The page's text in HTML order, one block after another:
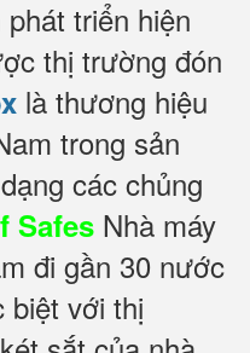
triển hiện
thị trường đón
là thương hiệu
trong sản
các chủng
Safes Nhà máy
đi gần 30 nước
biệt với thị